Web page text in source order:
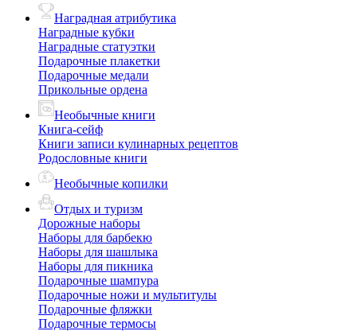
Наградная атрибутика
Наградные кубки
Наградные статуэтки
Подарочные плакетки
Подарочные медали
Прикольные ордена
Необычные книги
Книга-сейф
Книги записи кулинарных рецептов
Родословные книги
Необычные копилки
Отдых и туризм
Дорожные наборы
Наборы для барбекю
Наборы для шашлыка
Наборы для пикника
Подарочные шампура
Подарочные ножи и мультитулы
Подарочные фляжки
Подарочные термосы